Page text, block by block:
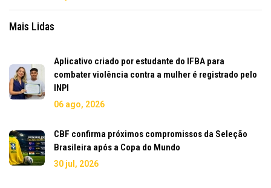
Mais Lidas
Aplicativo criado por estudante do IFBA para
combater violência contra a mulher é registrado pelo
INPI
06 ago, 2026
CBF confirma próximos compromissos da Seleção
Brasileira após a Copa do Mundo
30 jul, 2026